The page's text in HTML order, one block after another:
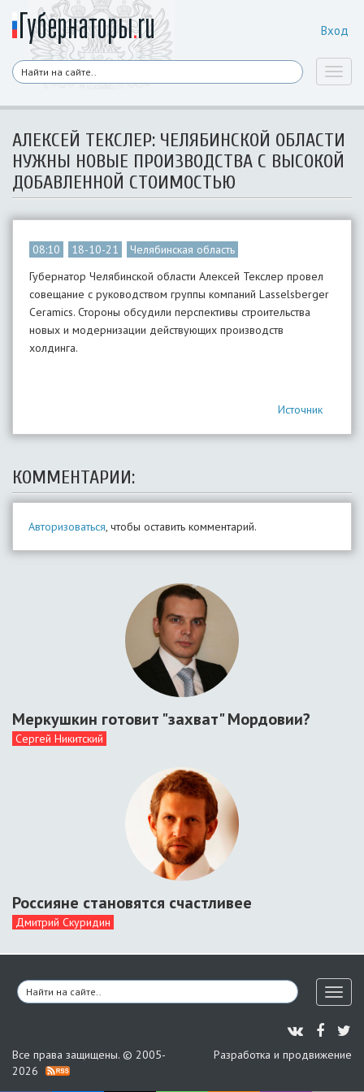
Вход
АЛЕКСЕЙ ТЕКСЛЕР: ЧЕЛЯБИНСКОЙ ОБЛАСТИ
НУЖНЫ НОВЫЕ ПРОИЗВОДСТВА С ВЫСОКОЙ
ДОБАВЛЕННОЙ СТОИМОСТЬЮ
08:10 18-10-21
Челябинская область
Губернатор Челябинской области Алексей Текслер провел
совещание с руководством группы компаний Lasselsberger
Ceramics. Стороны обсудили перспективы строительства
новых и модернизации действующих производств
холдинга.
Источник
КОММЕНТАРИИ:
Авторизоваться, чтобы оставить комментарий.
Меркушкин готовит "захват" Мордовии?
Сергей Никитский
Россияне становятся счастливее
Дмитрий Скуридин
Все права защищены. © 2005-
2026
Разработка и продвижение